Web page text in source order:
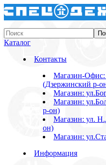
Каталог
Контакты
Магазин-Офис:
(Дзержинский р-
Магазин:
Магазин:
р-он)
Магазин: ул.
он)
Магазин:
Информация